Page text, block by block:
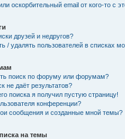
оскорбительный email от кого-то с
друзей и недругов?
/ удалять пользователей в списках
поиск по форуму или форумам?
не даёт результатов?
поиска я получил пустую страницу!
конференции?
сообщения и созданные мной темы?
на темы